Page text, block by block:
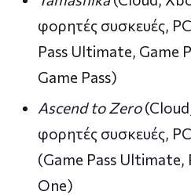
φορητές συσκευές,
Pass Ultimate, Game
Game Pass)
Ascend to Zero
φορητές συσκευές,
(Game Pass Ultimate,
One)